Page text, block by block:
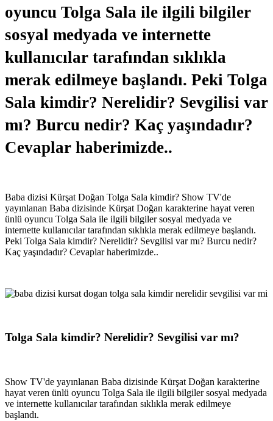
oyuncu Tolga Sala ile ilgili bilgiler
sosyal medyada ve internette
kullanıcılar tarafından sıklıkla
merak edilmeye başlandı. Peki Tolga
Sala kimdir? Nerelidir? Sevgilisi var
mı? Burcu nedir? Kaç yaşındadır?
Cevaplar haberimizde..
Baba dizisi Kürşat Doğan Tolga Sala kimdir? Show TV'de
yayınlanan Baba dizisinde Kürşat Doğan karakterine hayat veren
ünlü oyuncu Tolga Sala ile ilgili bilgiler sosyal medyada ve
internette kullanıcılar tarafından sıklıkla merak edilmeye başlandı.
Peki Tolga Sala kimdir? Nerelidir? Sevgilisi var mı? Burcu nedir?
Kaç yaşındadır? Cevaplar haberimizde..
Tolga Sala kimdir? Nerelidir? Sevgilisi var mı?
Show TV'de yayınlanan Baba dizisinde Kürşat Doğan karakterine
hayat veren ünlü oyuncu Tolga Sala ile ilgili bilgiler sosyal medyada
ve internette kullanıcılar tarafından sıklıkla merak edilmeye
başlandı.